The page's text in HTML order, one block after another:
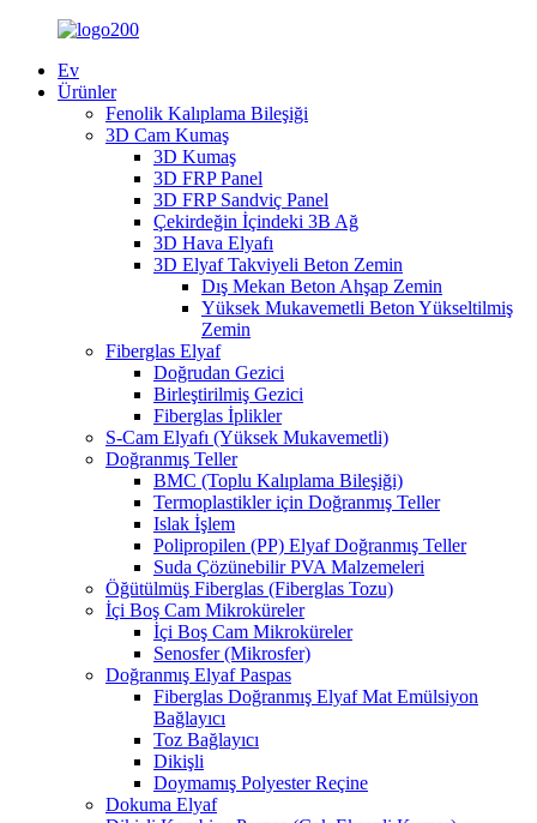
Ev
Ürünler
Fenolik Kalıplama Bileşiği
3D Cam Kumaş
3D Kumaş
3D FRP Panel
3D FRP Sandviç Panel
Çekirdeğin İçindeki 3B Ağ
3D Hava Elyafı
3D Elyaf Takviyeli Beton Zemin
Dış Mekan Beton Ahşap Zemin
Yüksek Mukavemetli Beton Yükseltilmiş
Zemin
Fiberglas Elyaf
Doğrudan Gezici
Birleştirilmiş Gezici
Fiberglas İplikler
S-Cam Elyafı (Yüksek Mukavemetli)
Doğranmış Teller
BMC (Toplu Kalıplama Bileşiği)
Termoplastikler için Doğranmış Teller
Islak İşlem
Polipropilen (PP) Elyaf Doğranmış Teller
Suda Çözünebilir PVA Malzemeleri
Öğütülmüş Fiberglas (Fiberglas Tozu)
İçi Boş Cam Mikroküreler
İçi Boş Cam Mikroküreler
Senosfer (Mikrosfer)
Doğranmış Elyaf Paspas
Fiberglas Doğranmış Elyaf Mat Emülsiyon
Bağlayıcı
Toz Bağlayıcı
Dikişli
Doymamış Polyester Reçine
Dokuma Elyaf